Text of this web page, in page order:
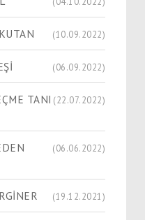
(10.09.2022)
(06.09.2022)
TANI (22.07.2022)
(06.06.2022)
(19.12.2021)